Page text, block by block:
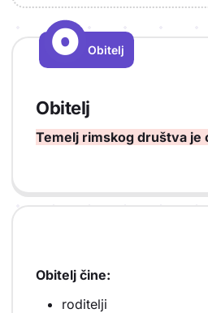
O
O
Obitelj
Obitelj
Temelj rimskog društva je
Obitelj čine:
roditelji